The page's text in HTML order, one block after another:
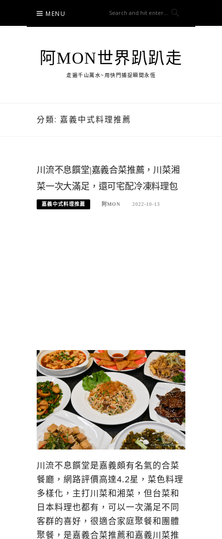
content
MENU
阿MON世界趴趴走
走遍千山萬水~用快門捕捉瞬間永恆
分類: 嘉義中式料理推薦
川流不息饌堂|嘉義合菜推薦，川菜湘
菜一次大滿足，還可宅配冷凍料理包
嘉義中式料理推薦 阿MON 2022-10-13
川流不息饌堂是嘉義頗有名氣的合菜
餐廳，網路評價高達4.2星，菜色料理
多樣化，主打川菜和湘菜，但台菜和
日本料理也都有，可以一次滿足不同
客群的喜好，很適合家庭聚餐和團體
聚餐，是嘉義合菜推薦和嘉義川菜推